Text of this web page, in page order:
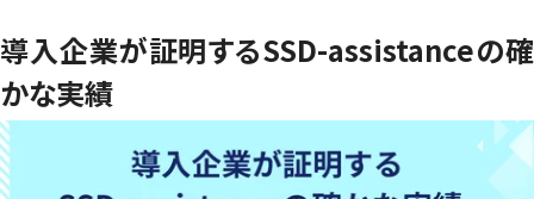
導入企業が証明するSSD-assistanceの確
かな実績